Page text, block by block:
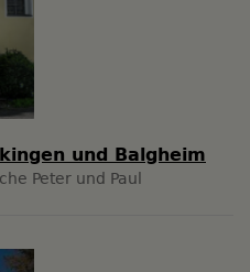
und Balgheim
Peter und Paul